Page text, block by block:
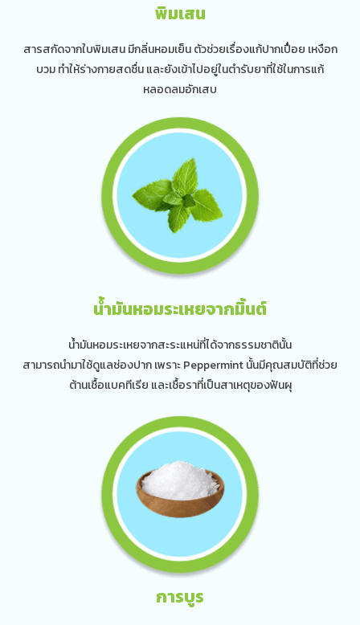
พิมเสน
สารสกัดจากใบพิมเสน มีกลิ่นหอมเย็น ตัวช่วยเรื่องแก้ปากเปื่อย เหงือก
บวม ทำให้ร่างกายสดชื่น และยังเข้าไปอยู่ในตำรับยาที่ใช้ในการแก้
หลอดลมอักเสบ
น้ำมันหอมระเหยจากมิ้นต์
น้ำมันหอมระเหยจากสะระแหน่ที่ได้จากธรรมชาตินั้น
สามารถนำมาใช้ดูแลช่องปาก เพราะ Peppermint นั้นมีคุณสมบัติที่ช่วย
ต้านเชื้อแบคทีเรีย และเชื้อราที่เป็นสาเหตุของฟันผุ
การบูร